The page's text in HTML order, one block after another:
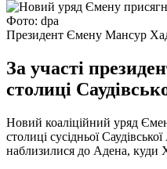
Фото: dpa
Президент Ємену Мансур
За участі
столиці
Новий коаліційний уряд
столиці сусідньої
наблизилися до Адена, куди